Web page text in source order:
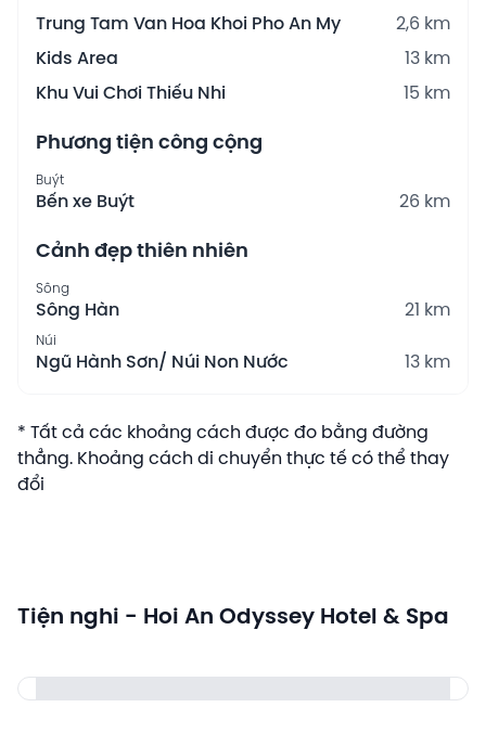
Trung Tam Van Hoa Khoi Pho An My
2,6 km
Kids Area
13 km
Khu Vui Chơi Thiếu Nhi
15 km
Phương tiện công cộng
Buýt
Bến xe Buýt 26 km
Cảnh đẹp thiên nhiên
Sông
Sông Hàn 21 km
Núi
Ngũ Hành Sơn/ Núi Non Nước 13 km
* Tất cả các khoảng cách được đo bằng đường
thẳng. Khoảng cách di chuyển thực tế có thể thay
đổi
Tiện nghi - Hoi An Odyssey Hotel & Spa